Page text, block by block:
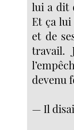
lui a dit
Et ça
et de
travail.
devenu
— Il